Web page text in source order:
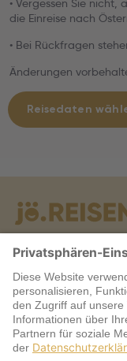
• Vergessen Sie
die Einreise nach
• Bei Rückfragen
Änderungen
Reisedaten
Warum jö?
Service